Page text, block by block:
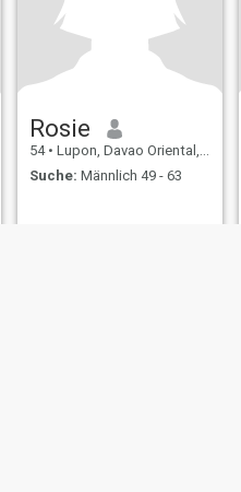
Rosie
54 • Lupon, Davao Oriental, Philippinen
Suche: Männlich 49 - 63